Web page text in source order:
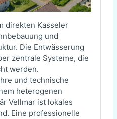
direkten Kasseler
und
Die Entwässerung
zentrale Systeme, die
werden.
und technische
heterogenen
Vellmar ist lokales
Eine professionelle